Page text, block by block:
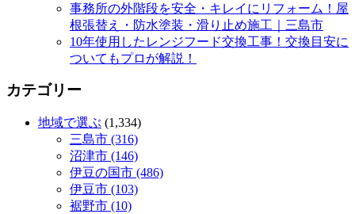
事務所の外階段を安全・キレイにリフォーム！屋
根張替え・防水塗装・滑り止め施工｜三島市
10年使用したレンジフード交換工事！交換目安に
ついてもプロが解説！
カテゴリー
地域で選ぶ (1,334)
三島市 (316)
沼津市 (146)
伊豆の国市 (486)
伊豆市 (103)
裾野市 (10)